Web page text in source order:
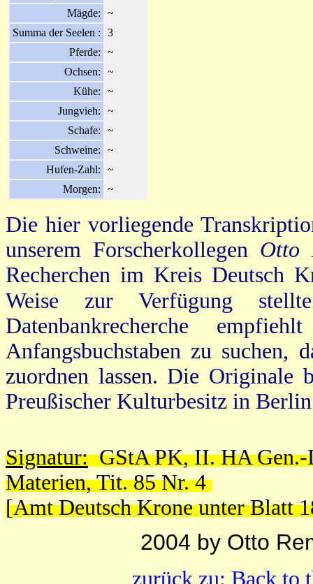
Mägde:
~
Summa der Seelen :
3
Pferde:
~
Ochsen:
~
Kühe:
~
Jungvieh:
~
Schafe:
~
Schweine:
~
Hufen-Zahl:
~
Morgen:
~
Die hier vorliegende
unserem Forscherkollegen Otto
Recherchen im Kreis Deutsch
Weise zur Verfügung
Datenbankrecherche
Anfangsbuchstaben zu suchen,
zuordnen lassen. Die Originale
Preußischer Kulturbesitz in
Signatur:GStA PK, II. HA Gen.-
Materien, Tit. 85 Nr. 4
[Amt Deutsch Krone unter Blatt
2004 by Otto
zurück zu: Back to